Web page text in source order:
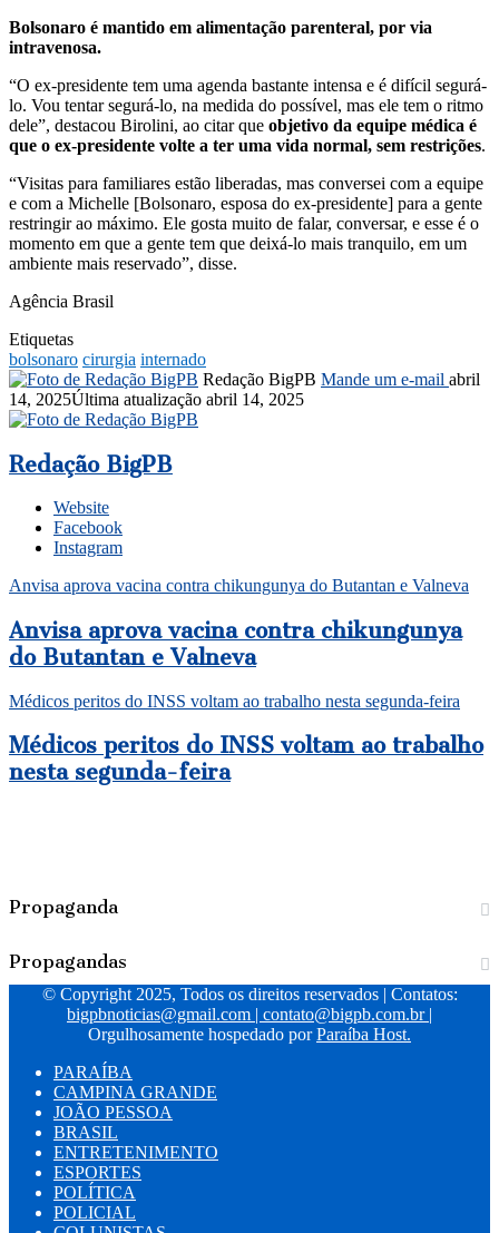
Bolsonaro é mantido em alimentação parenteral, por via
intravenosa.
“O ex-presidente tem uma agenda bastante intensa e é difícil segurá-
lo. Vou tentar segurá-lo, na medida do possível, mas ele tem o ritmo
dele”, destacou Birolini, ao citar que objetivo da equipe médica é
que o ex-presidente volte a ter uma vida normal, sem restrições.
“Visitas para familiares estão liberadas, mas conversei com a equipe
e com a Michelle [Bolsonaro, esposa do ex-presidente] para a gente
restringir ao máximo. Ele gosta muito de falar, conversar, e esse é o
momento em que a gente tem que deixá-lo mais tranquilo, em um
ambiente mais reservado”, disse.
Agência Brasil
Etiquetas
bolsonaro cirurgia internado
Redação BigPB Mande um e-mail abril
14, 2025Última atualização abril 14, 2025
Redação BigPB
Website
Facebook
Instagram
Anvisa aprova vacina contra chikungunya do Butantan e Valneva
Anvisa aprova vacina contra chikungunya
do Butantan e Valneva
Médicos peritos do INSS voltam ao trabalho nesta segunda-feira
Médicos peritos do INSS voltam ao trabalho
nesta segunda-feira
Propaganda
Propagandas
© Copyright 2025, Todos os direitos reservados | Contatos:
bigpbnoticias@gmail.com | contato@bigpb.com.br |
Orgulhosamente hospedado porParaíba Host.
PARAÍBA
CAMPINA GRANDE
JOÃO PESSOA
BRASIL
ENTRETENIMENTO
ESPORTES
POLÍTICA
POLICIAL